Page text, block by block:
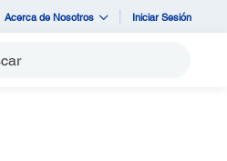
Acerca de Nosotros Iniciar Sesión